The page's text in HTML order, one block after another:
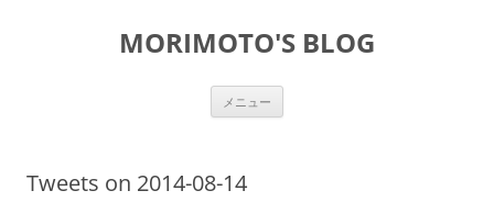
MORIMOTO'S BLOG
メニュー
Tweets on 2014-08-14